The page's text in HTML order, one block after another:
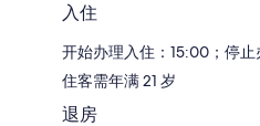
入住
开始办理入住：15:00；停
住客需年满 21 岁
退房